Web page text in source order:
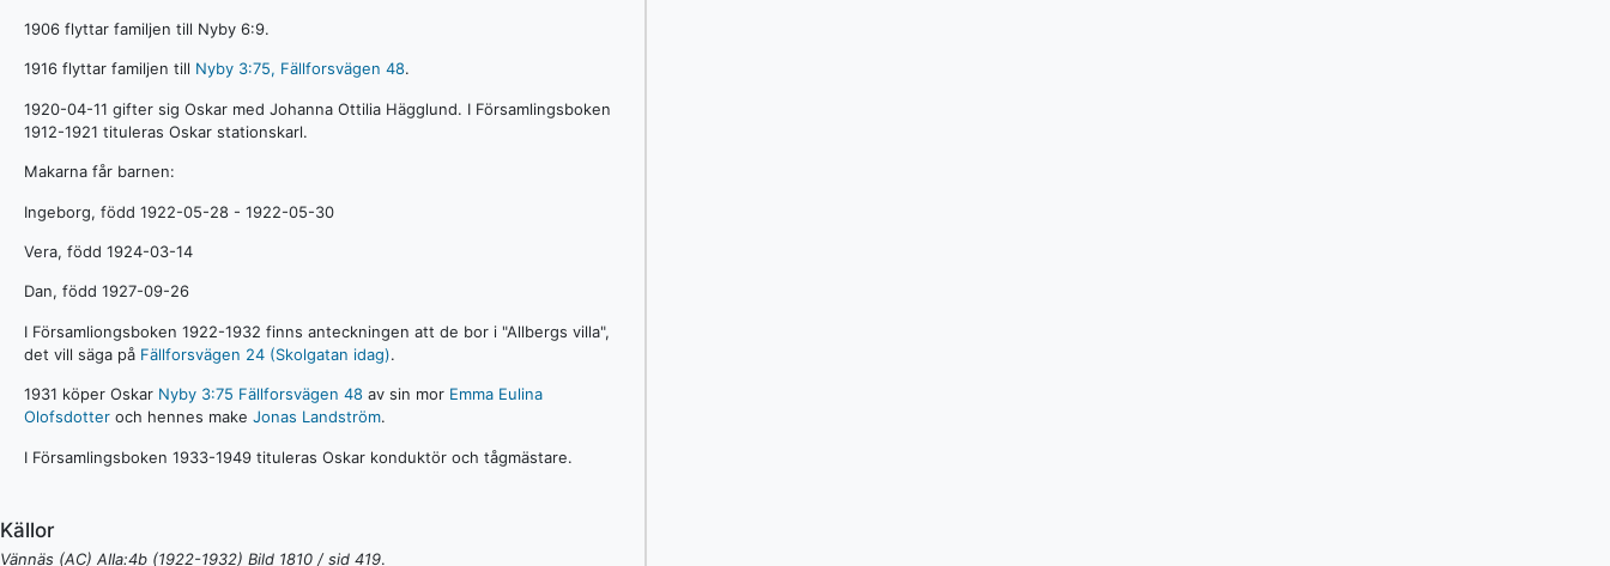
1906 flyttar familjen till Nyby 6:9.
1916 flyttar familjen till Nyby 3:75, Fällforsvägen 48.
1920-04-11 gifter sig Oskar med Johanna Ottilia Hägglund. I Församlingsboken
1912-1921 tituleras Oskar stationskarl.
Makarna får barnen:
Ingeborg, född 1922-05-28 - 1922-05-30
Vera, född 1924-03-14
Dan, född 1927-09-26
I Församliongsboken 1922-1932 finns anteckningen att de bor i "Allbergs villa",
det vill säga på Fällforsvägen 24 (Skolgatan idag).
1931 köper Oskar Nyby 3:75 Fällforsvägen 48 av sin mor Emma Eulina
Olofsdotter och hennes make Jonas Landström.
I Församlingsboken 1933-1949 tituleras Oskar konduktör och tågmästare.
Källor
Vännäs (AC) AIIa:4b (1922-1932) Bild 1810 / sid 419.